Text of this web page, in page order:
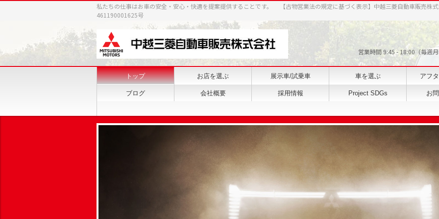
私たちの仕事はお車の安全・安心・快適を提案提供することです。 【古物営業法の規定に基づく表示】中越三菱自動車販売
461190001625号
営業時間 9:45 - 18:00（毎週
トップ お店を選ぶ 展示車/試乗車 車を選ぶ アフ
ブログ 会社概要 採用情報 Project SDGs お